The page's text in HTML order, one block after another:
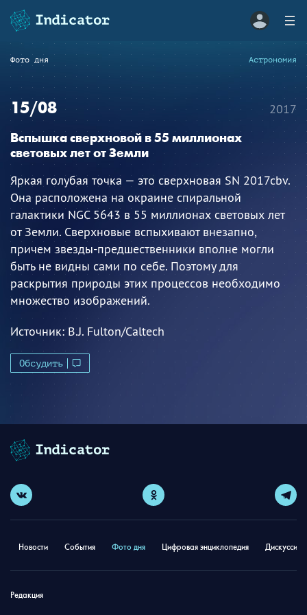
Фото дня Астрономия
15/08
Вспышка сверхновой в 55 миллионах
световых лет от Земли
Яркая голубая точка — это сверхновая SN 2017cbv.
Она расположена на окраине спиральной
галактики NGC 5643 в 55 миллионах световых лет
от Земли. Сверхновые вспыхивают внезапно,
причем звезды-предшественники вполне могли
быть не видны сами по себе. Поэтому для
раскрытия природы этих процессов необходимо
множество изображений.
Источник:B.J. Fulton/Caltech
Обсудить
2017
Новости События Фото дня Цифровая энциклопедия
Редакция